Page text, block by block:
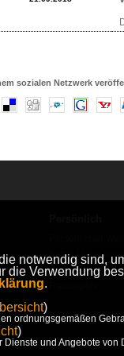
notwendig sind,
die Verwendung
.
)
ordnungsgemäßen
)
und Angebote von
sozialen Netzwerk
Katrin Vogel
Videos